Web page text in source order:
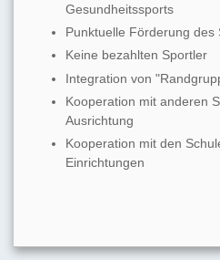
Gesundheitssports
Punktuelle Förderung des
Keine bezahlten Sportler
Integration von
Kooperation mit anderen
Ausrichtung
Kooperation mit den
Einrichtungen